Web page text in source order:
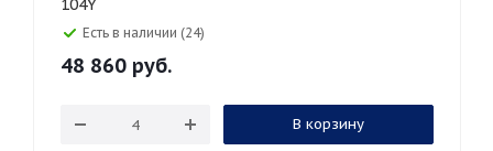
104Y
Есть в наличии (24)
48 860 руб.
В корзину